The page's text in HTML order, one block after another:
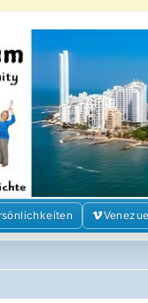
und Gemeinschaft im